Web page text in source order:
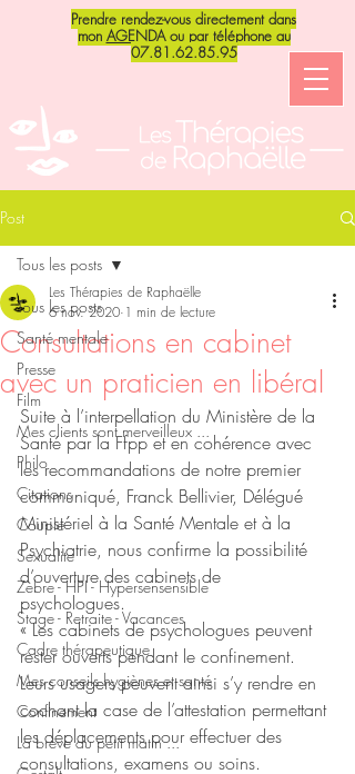
Prendre rendez-vous directement dans
mon AGENDAou par téléphone au
07.81.62.85.95
Post
Tous les posts
Santé mentale
Presse
Film
Mes clients sont merveilleux ...
Philo
Citations
Couple
Sexualite
Zèbre - HPI - Hypersensensible
Stage - Retraite - Vacances
Cadre thérapeutique
Mes conseils hygiènes et santé
Confinement
La brève du petit matin ...
Tous les posts
Consultations en cabinet
avec un praticien en libéral
Les Thérapies de Raphaëlle
6 nov. 2020 1 min de lecture
Suite à l’interpellation du Ministère de la
Santé par la Ffpp et en cohérence avec
les recommandations de notre premier
communiqué, Franck Bellivier, Délégué
Ministériel à la Santé Mentale et à la
Psychiatrie, nous confirme la possibilité
d’ouverture des cabinets de
psychologues.
« Les cabinets de psychologues peuvent
rester ouverts pendant le confinement.
Leurs usagers peuvent ainsi s’y rendre en
cochant la case de l’attestation permettant
les déplacements pour effectuer des
consultations, examens ou soins.